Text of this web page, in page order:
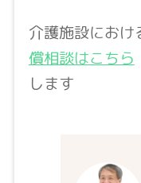
介護施設にお
償相談はこちら
します